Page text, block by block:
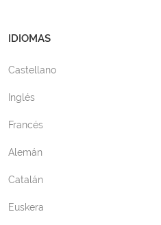
IDIOMAS
Castellano
Inglés
Francés
Alemán
Catalán
Euskera